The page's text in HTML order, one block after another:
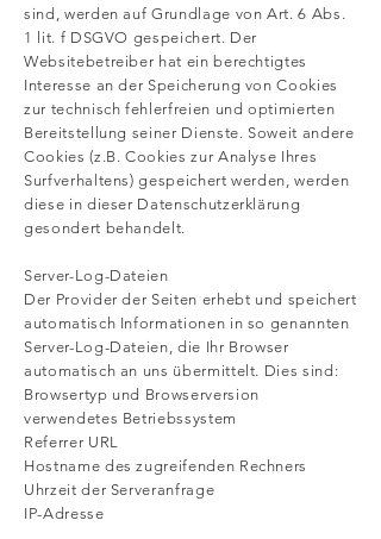
sind, werden auf Grundlage von Art. 6 Abs.
1 lit. f DSGVO gespeichert. Der
Websitebetreiber hat ein berechtigtes
Interesse an der Speicherung von Cookies
zur technisch fehlerfreien und optimierten
Bereitstellung seiner Dienste. Soweit andere
Cookies (z.B. Cookies zur Analyse Ihres
Surfverhaltens) gespeichert werden, werden
diese in dieser Datenschutzerklärung
gesondert behandelt.
Server-Log-Dateien
Der Provider der Seiten erhebt und speichert
automatisch Informationen in so genannten
Server-Log-Dateien, die Ihr Browser
automatisch an uns übermittelt. Dies sind:
Browsertyp und Browserversion
verwendetes Betriebssystem
Referrer URL
Hostname des zugreifenden Rechners
Uhrzeit der Serveranfrage
IP-Adresse